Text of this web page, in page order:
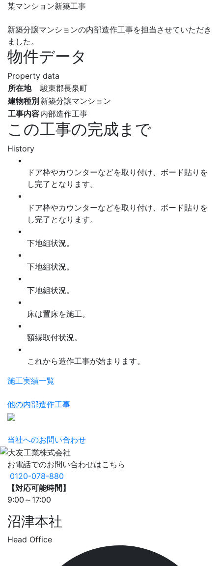
某マンション新築工事
新築分譲マンションの内部造作工事を担当させていただき
ました。
物件データ
Property data
所在地
駿東郡長泉町
建物種別新築分譲マンション
工事内容内部造作工事
この工事の完成まで
History
ドア枠やカウンターなどを取り付け、ボード貼りを
し完了となります。
ドア枠やカウンターなどを取り付け、ボード貼りを
し完了となります。
下地組状況。
下地組状況。
下地組状況。
床は置床を施工。
額縁取付状況。
これから造作工事が始まります。
施工実績一覧
他の内部造作工事
当社へのお問い合わせ
お電話でのお問い合わせはこちら
0120-078-880
【対応可能時間】
9:00～17:00
沼津本社
Head Office